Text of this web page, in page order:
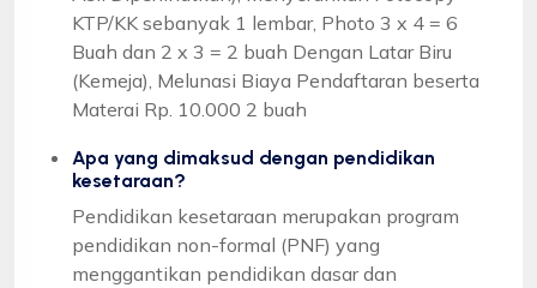
KTP/KK sebanyak 1 lembar, Photo 3 x 4 = 6
Buah dan 2 x 3 = 2 buah Dengan Latar Biru
(Kemeja), Melunasi Biaya Pendaftaran beserta
Materai Rp. 10.000 2 buah
Apa yang dimaksud dengan pendidikan
kesetaraan?
Pendidikan kesetaraan merupakan program
pendidikan non-formal (PNF) yang
menggantikan pendidikan dasar dan